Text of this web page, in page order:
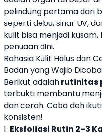
pelindung pertama dari
seperti debu, sinar UV,
kulit bisa menjadi
penuaan dini.
Rahasia Kulit Halus dan
Badan yang Wajib Dicoba
Berikut adalah rutinitas
terbukti membantu
dan cerah. Coba deh
konsisten!
1. Eksfoliasi Rutin 2–3